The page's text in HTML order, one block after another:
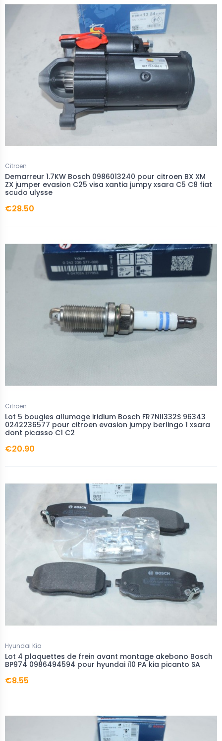
Citroen
Demarreur 1.7KW Bosch 0986013240 pour citroen BX XM
ZX jumper evasion C25 visa xantia jumpy xsara C5 C8 fiat
scudo ulysse
€28.50
Citroen
Lot 5 bougies allumage iridium Bosch FR7NII332S 96343
0242236577 pour citroen evasion jumpy berlingo 1 xsara
dont picasso C1 C2
€20.90
Hyundai Kia
Lot 4 plaquettes de frein avant montage akebono Bosch
BP974 0986494594 pour hyundai i10 PA kia picanto SA
€8.55